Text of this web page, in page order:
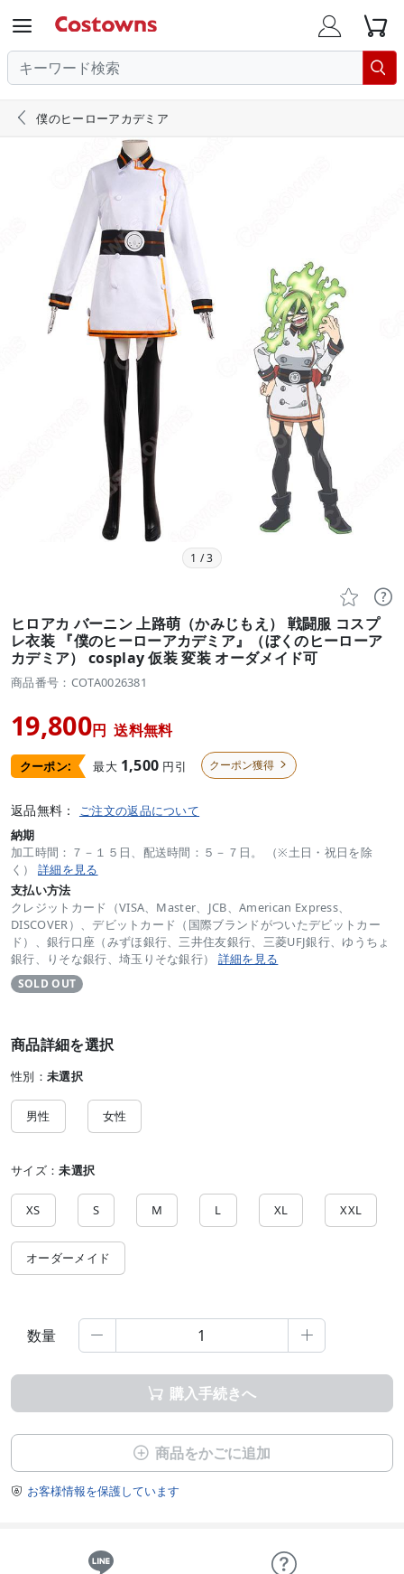
  

 僕のヒーローアカデミア
1 /3
 
ヒロアカ バーニン 上路萌（かみじもえ） 戦闘服 コスプ
レ衣装 『僕のヒーローアカデミア』（ぼくのヒーローア
カデミア） cosplay 仮装 変装 オーダメイド可
商品番号：COTA0026381
19,800円 送料無料
クーポン: 最大 1,500 円引 クーポン獲得 
返品無料： ご注文の返品について
納期
加工時間：７－１５日、配送時間：５－７日。 （※土日・祝日を除
く） 詳細を見る
支払い方法
クレジットカード（VISA、Master、JCB、American Express、
DISCOVER）、デビットカード（国際ブランドがついたデビットカー
ド）、銀行口座（みずほ銀行、三井住友銀行、三菱UFJ銀行、ゆうちょ
銀行、りそな銀行、埼玉りそな銀行） 詳細を見る
SOLD OUT
商品詳細を選択
性別： 未選択
男性 女性
サイズ：未選択
XS S M L XL XXL
オーダーメイド
数量  
 購入手続きへ
 商品をかごに追加
 お客様情報を保護しています